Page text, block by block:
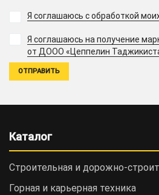
Я соглашаюсь с обработкой
Я соглашаюсь на получение
от ДООО «Цеппелин
Каталог
Строительная и дорожно-
Горная и карьерная техника